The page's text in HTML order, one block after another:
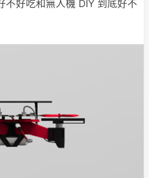
不好吃和無人機 DIY 到底好不